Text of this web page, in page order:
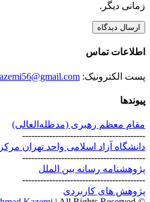
زمانی دیگر.
اطلاعات تماس
پست الکترونیک:
پیوندها
مقام معظم رهبری (مد‌ظله‌العالی)
-----------------------------------------
دانشگاه آزاد اسلامی واحد تهران مرکز
-----------------------------------------
پژوهشنامه رسانه بین الملل
-----------------------------------------
پژوهش های کاربردی